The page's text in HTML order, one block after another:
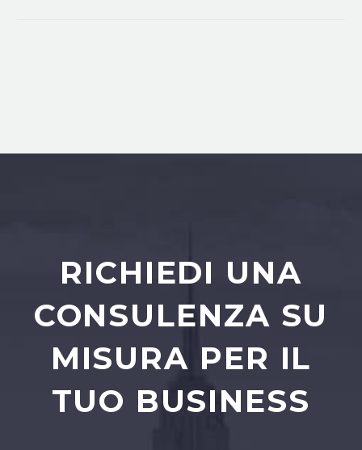
RICHIEDI UNA
CONSULENZA SU
MISURA PER IL
TUO BUSINESS